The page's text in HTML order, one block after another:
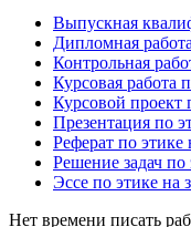
Выпускная
Дипломная
Контрольная
Курсовая работа
Курсовой проект
Презентация по
Реферат по этике
Решение задач по
Эссе по этике на
Нет времени писать